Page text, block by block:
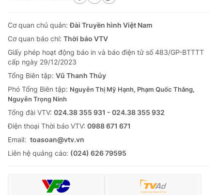
Cơ quan chủ quản:Đài Truyền hình Việt Nam
Cơ quan báo chí: Thời báo VTV
Giấy phép hoạt động báo in và báo điện tử số 483/GP-BTTTT
cấp ngày 29/12/2023
Tổng Biên tập: Vũ Thanh Thủy
Phó Tổng Biên tập: Nguyễn Thị Mỹ Hạnh, Phạm Quốc Thắng,
Nguyễn Trọng Ninh
Tổng đài VTV: 024.38 355 931 - 024.38 355 932
Ðiện thoại Thời báo VTV: 0988 671 671
Email: toasoan@vtv.vn
Liên hệ quảng cáo: (024) 626 79595